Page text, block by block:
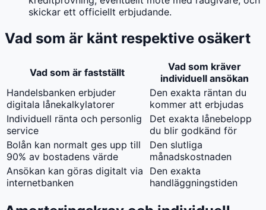
skickar ett officiellt erbjudande.
Vad som är känt respektive osäkert
Vad som är fastställt
Vad som kräver
individuell ansökan
Handelsbanken erbjuder
digitala lånekalkylatorer
Den exakta räntan du
kommer att erbjudas
Individuell ränta och personlig
service
Det exakta lånebelopp
du blir godkänd för
Bolån kan normalt ges upp till
90% av bostadens värde
Den slutliga
månadskostnaden
Ansökan kan göras digitalt via
internetbanken
Den exakta
handläggningstiden